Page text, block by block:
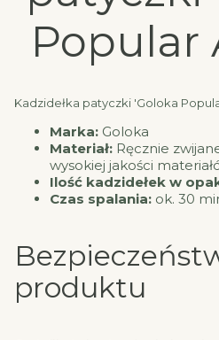
Popular
Kadzidełka patyczki 'Goloka
Marka: Goloka
Materiał: Ręcznie
wysokiej jakości
Ilość kadzidełek w
Czas spalania: ok. 30
produktu